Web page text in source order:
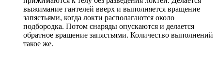
выжимание гантелей вверх и выполняется вращение
запястьями, когда локти располагаются около
подбородка. Потом снаряды опускаются и делается
обратное вращение запястьями. Количество выполнений
такое же.